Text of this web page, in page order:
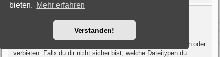
bieten. Mehr erfahren
Verstanden!
Welche Dateianhänge sind in diesem Forum zulässig?
Die Board-Administration kann bestimmte Dateitypen zulassen oder
verbieten. Falls du dir nicht sicher bist, welche Dateitypen du